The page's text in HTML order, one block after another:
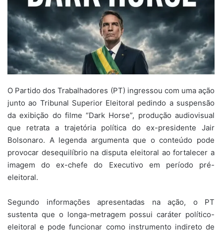
O Partido dos Trabalhadores (PT) ingressou com uma ação
junto ao Tribunal Superior Eleitoral pedindo a suspensão
da exibição do filme “Dark Horse”, produção audiovisual
que retrata a trajetória política do ex-presidente Jair
Bolsonaro. A legenda argumenta que o conteúdo pode
provocar desequilíbrio na disputa eleitoral ao fortalecer a
imagem do ex-chefe do Executivo em período pré-
eleitoral.
Segundo informações apresentadas na ação, o PT
sustenta que o longa-metragem possui caráter político-
eleitoral e pode funcionar como instrumento indireto de